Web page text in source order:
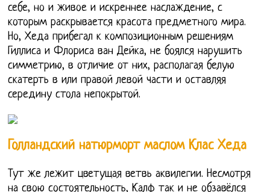
себе, но и живое и искреннее наслаждение, с
которым раскрывается красота предметного мира.
Но, Хеда прибегал к композиционным решениям
Гиллиса и Флориса ван Дейка, не боялся нарушить
симметрию, в отличие от них, располагая белую
скатерть в или правой левой части и оставляя
середину стола непокрытой.
Голландский натюрморт маслом Клас Хеда
Тут же лежит цветущая ветвь аквилегии. Несмотря
на свою состоятельность, Калф так и не обзавёлся